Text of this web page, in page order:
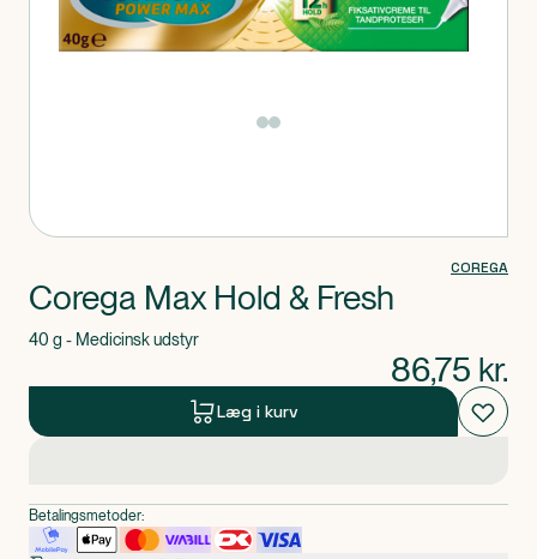
COREGA
Corega Max Hold & Fresh
40 g - Medicinsk udstyr
86,75 kr.
Læg i kurv
Betalingsmetoder: